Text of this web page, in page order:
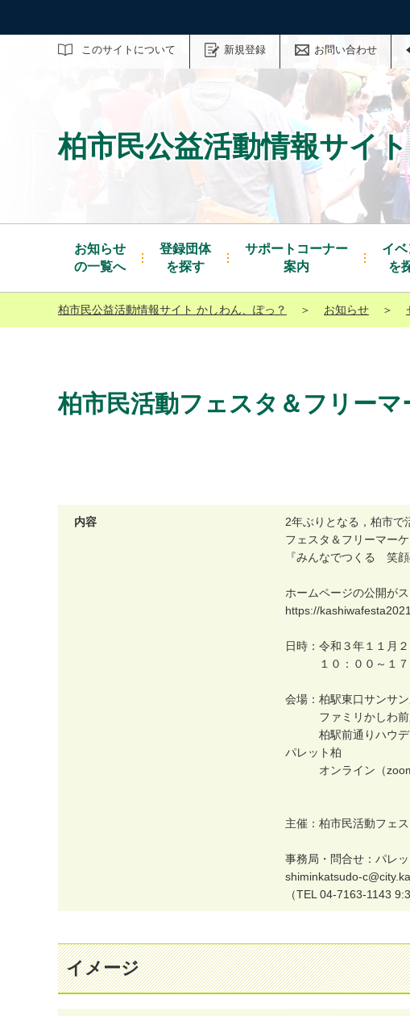
このサイトについて 新規登録 お問い合わせ
サイト内検索
柏市民公益活動情報サイ
お知らせ
の一覧へ
登録団体
を探す
サポートコーナー
案内
イベ
を
柏市民公益活動情報サイト かしわん、ぽっ？ ＞ お知らせ ＞
柏市民活動フェスタ＆フリー
内容 2年ぶ り と なる ， 柏市で
フ ェ ス タ ＆ フ リ ーマーケ
『みんなでつ く る 笑顔
ホー ムページの公開がス
https://kashiwafesta2021
日時 ： 令和 ３年 １ １ 月 ２
１ ０ ： ０ ０ ～ １ ７
会場 ： 柏駅東口サンサン
フ ァ ミ リかしわ前
柏駅前通 りハウデ
パレッ ト柏
オンライ ン （zoo
主催 ： 柏市民活動フ ェ ス
事務局 ・ 問合せ ： パレッ
shiminkatsudo-c@city. ka
（TEL 04-7163-1143 9:3
イメージ